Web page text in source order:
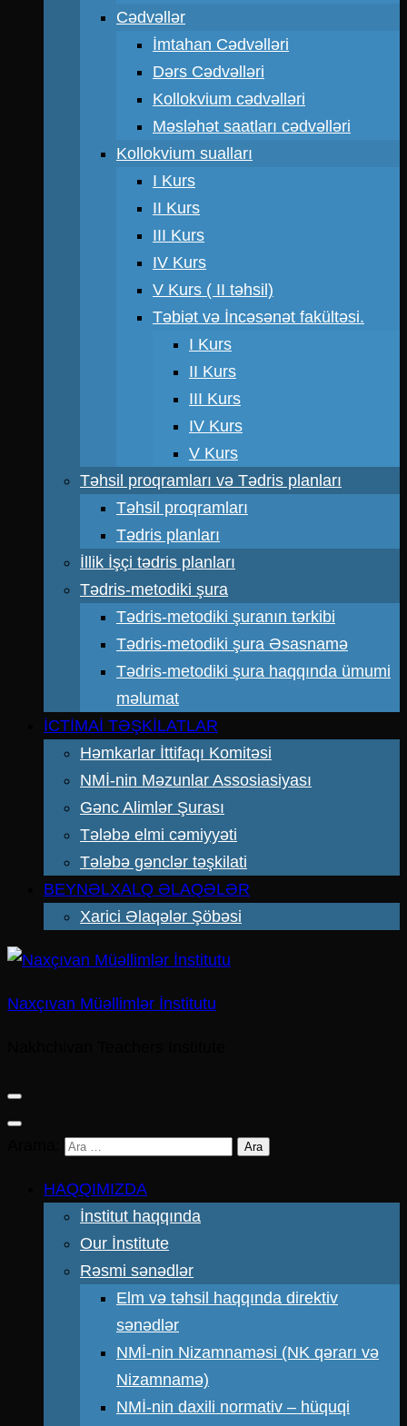
Cədvəllər
İmtahan Cədvəlləri
Dərs Cədvəlləri
Kollokvium cədvəlləri
Məsləhət saatları cədvəlləri
Kollokvium sualları
I Kurs
II Kurs
III Kurs
IV Kurs
V Kurs ( II təhsil)
Təbiət və İncəsənət fakültəsi.
I Kurs
II Kurs
III Kurs
IV Kurs
V Kurs
Təhsil proqramları və Tədris planları
Təhsil proqramları
Tədris planları
İllik İşçi tədris planları
Tədris-metodiki şura
Tədris-metodiki şuranın tərkibi
Tədris-metodiki şura Əsasnamə
Tədris-metodiki şura haqqında ümumi
məlumat
İCTİMAİ TƏŞKİLATLAR
Həmkarlar İttifaqı Komitəsi
NMİ-nin Məzunlar Assosiasiyası
Gənc Alimlər Şurası
Tələbə elmi cəmiyyəti
Tələbə gənclər təşkilati
BEYNƏLXALQ ƏLAQƏLƏR
Xarici Əlaqələr Şöbəsi
Naxçıvan Müəllimlər İnstitutu
HAQQIMIZDA
İnstitut haqqında
Our İnstitute
Rəsmi sənədlər
Elm və təhsil haqqında direktiv
sənədlər
NMİ-nin Nizamnaməsi (NK qərarı və
Nizamnamə)
NMİ-nin daxili normativ – hüquqi